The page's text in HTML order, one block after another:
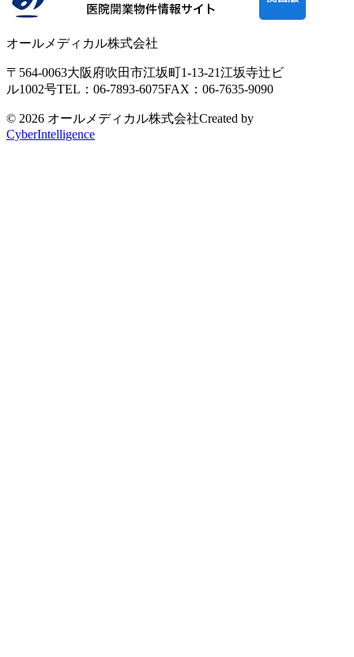
オールメディカル株式会社
〒564-0063大阪府吹田市江坂町1-13-21江坂寺辻ビ
ル1002号TEL：06-7893-6075FAX：06-7635-9090
© 2026 オールメディカル株式会社Created by
CyberIntelligence